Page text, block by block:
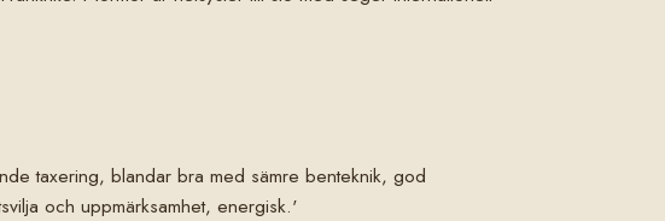
taxering, blandar bra med sämre benteknik, god
och uppmärksamhet, energisk.'